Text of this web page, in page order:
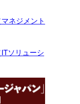
ネジメント
ソリューシ